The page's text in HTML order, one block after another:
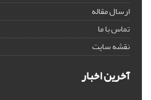
ارسال مقاله
تماس با ما
نقشه سایت
آخرین اخبار